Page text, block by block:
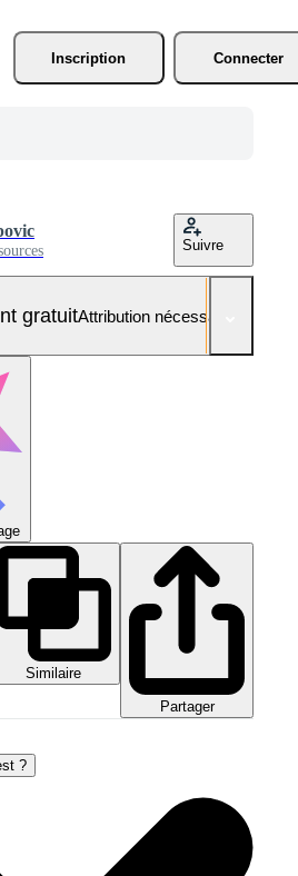
Inscription
Connecter
Suivre
gratuitAttribution nécessaire
Similaire
Partager
?